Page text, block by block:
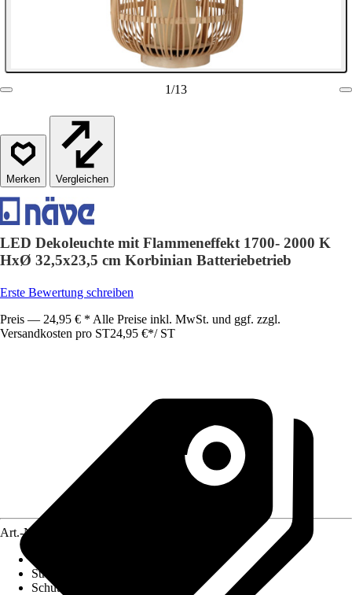
1/13
Vergleichen
LED Dekoleuchte mit Flammeneffekt 1700- 2000 K
HxØ 32,5x23,5 cm Korbinian Batteriebetrieb
Erste Bewertung schreiben
Preis — 24,95 € * Alle Preise inkl. MwSt. und ggf. zzgl.
Versandkosten pro ST24,95 €*/ ST
Art.-Nr.
Stromversorgung
Schutzart